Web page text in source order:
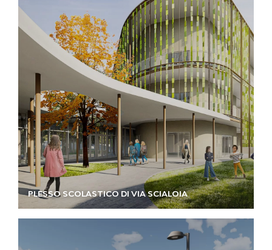
PLESSO SCOLASTICO DI VIA SCIALOIA